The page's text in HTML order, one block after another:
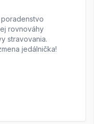
rovnováhy
stravovania.
jedálnička!